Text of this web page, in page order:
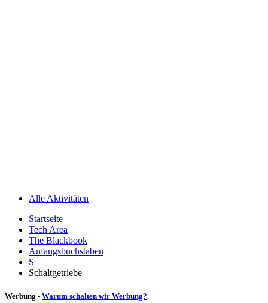
Alle Aktivitäten
Startseite
Tech Area
The Blackbook
Anfangsbuchstaben
S
Schaltgetriebe
Werbung - Warum schalten wir Werbung?